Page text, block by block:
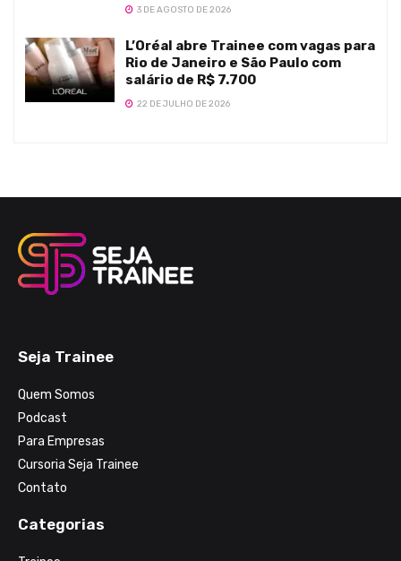
3 DE AGOSTO DE 2026
L’Oréal abre Trainee com vagas para
Rio de Janeiro e São Paulo com
salário de R$ 7.700
22 DE JULHO DE 2026
Seja Trainee
Quem Somos
Podcast
Para Empresas
Cursoria Seja Trainee
Contato
Categorias